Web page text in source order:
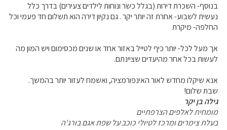
בנוסף- השכרת דירות (בגלל כשר ונוחות לילדים צעירים) בדרך כלל
נעשית לשבוע- אחרת זה יותר יקר . גם נקיון דירה הוא תשלום חד פעמי וכל
החלפה- מיקרת
אך מעל לכל- יותר כיף לטייל באזור אחד או שנים מכסימום ויש המון מה
לעשות בכל אחר מהיעדים שציינתם.
אנא שיקלו מחדש לאור האינפורמציה, ואשמח לעזור יותר בהמשך.
שבת שלום!
גילה בן יקר
מומחית לאלפים הצרפתיים
בעלת צימרים ומרכז לטיולי כוכב על שפת אגם בורג'ה